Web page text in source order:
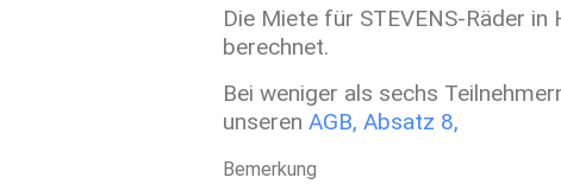
Die Miete für STEVENS-Räder
berechnet.
Bei weniger als sechs
unseren AGB, Absatz 8,
Bemerkung